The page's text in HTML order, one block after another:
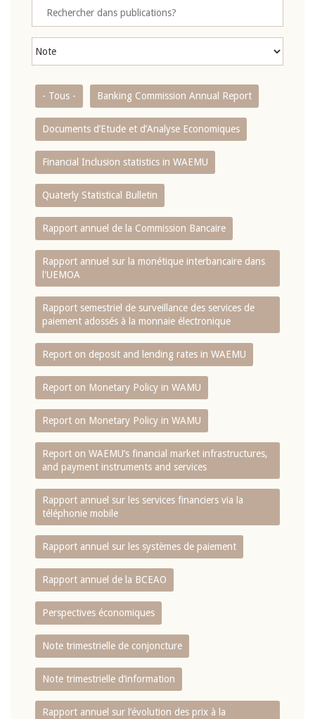
- Tous - Banking Commission Annual Report
Documents d’Etude et d’Analyse Economiques
Financial Inclusion statistics in WAEMU
Quaterly Statistical Bulletin
Rapport annuel de la Commission Bancaire
Rapport annuel sur la monétique interbancaire dans
l'UEMOA
Rapport semestriel de surveillance des services de
paiement adossés à la monnaie électronique
Report on deposit and lending rates in WAEMU
Report on Monetary Policy in WAMU
Report on Monetary Policy in WAMU
Report on WAEMU’s financial market infrastructures,
and payment instruments and services
Rapport annuel sur les services financiers via la
téléphonie mobile
Rapport annuel sur les systèmes de paiement
Rapport annuel de la BCEAO
Perspectives économiques
Note trimestrielle de conjoncture
Note trimestrielle d‘information
Rapport annuel sur l‘évolution des prix à la